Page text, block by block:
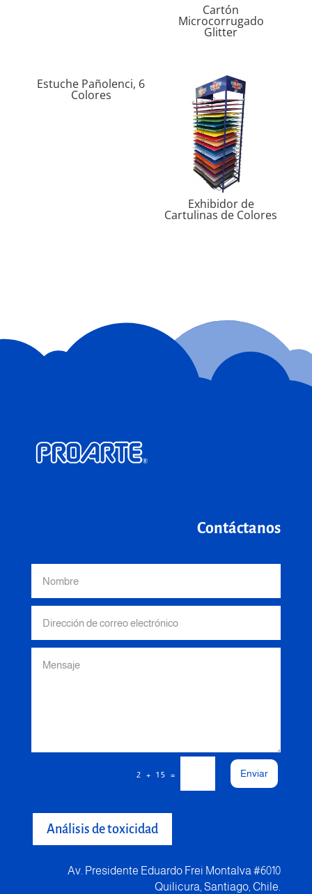
Cartón
Microcorrugado
Glitter
Estuche Pañolenci, 6
Colores
Exhibidor de
Cartulinas de Colores
Contáctanos
2 + 15 = Enviar
Análisis de toxicidad
Av. Presidente Eduardo Frei Montalva #6010
Quilicura, Santiago, Chile.